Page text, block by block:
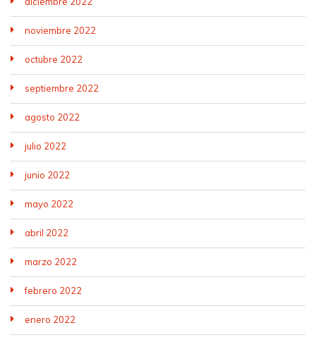
noviembre 2022
octubre 2022
septiembre 2022
agosto 2022
julio 2022
junio 2022
mayo 2022
abril 2022
marzo 2022
febrero 2022
enero 2022